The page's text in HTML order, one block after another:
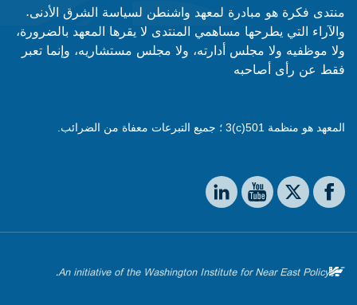
منتدى فكرة هو مبادرة لمعهد واشنطن لسياسة الشرق الأدنى.
والآراء التي يطرحها مساهمي المنتدى لا يقرها المعهد بالضرورة،
ولا موظفيه ولا مجلس أدارته، ولا مجلس مستشاريه، وإنما تعبر
فقط عن رأى أصاحبه
المعهد هو منظمة 501(c)3 ؛ جميع التبرعات معفاة من الضرائب.
Social media
The Washington Institute on Facebook
The Washington Institute on X
The Washington Institute on YouTube
The Washington Institute on LinkedIn
An initiative of the Washington Institute for Near East Policy.